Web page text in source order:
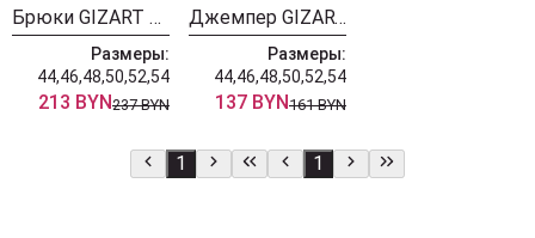
Брюки GIZART 35377 молочный
Размеры:
44,46,48,50,52,54
213 BYN237 BYN
Джемпер GIZART 15380 молочный
Размеры:
44,46,48,50,52,54
137 BYN161 BYN
1 1